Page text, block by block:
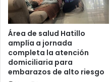
Área de salud Hatillo
amplía a jornada
completa la atención
domiciliaria para
embarazos de alto riesgo